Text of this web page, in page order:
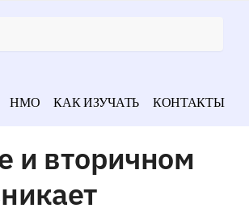
НМО КАК ИЗУЧАТЬ КОНТАКТЫ
и вторичном